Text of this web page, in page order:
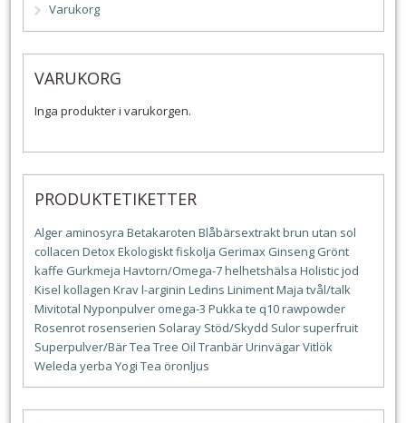
Varukorg
VARUKORG
Inga produkter i varukorgen.
PRODUKTETIKETTER
Alger aminosyra Betakaroten Blåbärsextraktbrun utan sol
collacen DetoxEkologisktfiskolja Gerimax Ginseng Grönt
kaffe Gurkmeja Havtorn/Omega-7helhetshälsa Holisticjod
Kisel kollagen Kravl-arginin Ledins LinimentMaja tvål/talk
Mivitotal Nyponpulver omega-3 Pukka te q10rawpowder
Rosenrotrosenserien Solaray Stöd/Skydd Sulor superfruit
Superpulver/BärTea Tree Oil TranbärUrinvägarVitlök
Weleda yerba Yogi Tea öronljus